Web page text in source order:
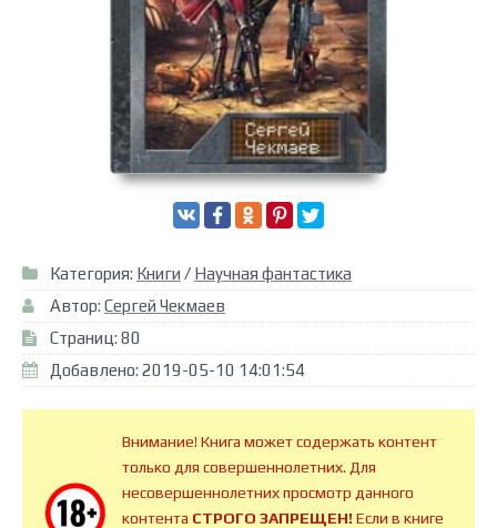
Категория: Книги / Научная фантастика
Автор: Сергей Чекмаев
Страниц: 80
Добавлено: 2019-05-10 14:01:54
Внимание! Книга может содержать контент
только для совершеннолетних. Для
несовершеннолетних просмотр данного
контента СТРОГО ЗАПРЕЩЕН!Если в книге